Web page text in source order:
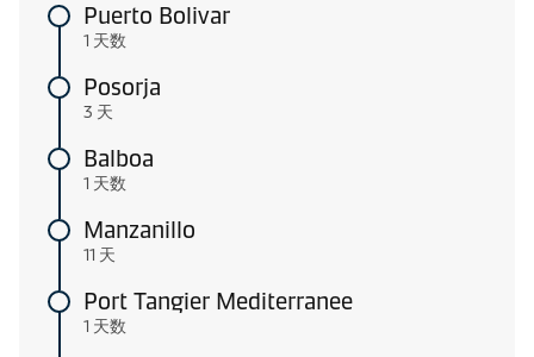
Puerto Bolivar
1 天数
Posorja
3 天
Balboa
1 天数
Manzanillo
11 天
Port Tangier Mediterranee
1 天数